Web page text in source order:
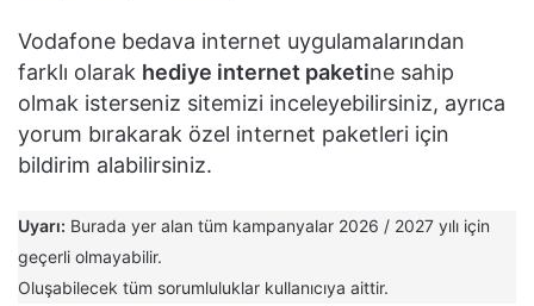
Vodafone bedava internet uygulamalarından
farklı olarak hediye internet paketine sahip
olmak isterseniz sitemizi inceleyebilirsiniz, ayrıca
yorum bırakarak özel internet paketleri için
bildirim alabilirsiniz.
Uyarı: Burada yer alan tüm kampanyalar 2026 / 2027 yılı için
geçerli olmayabilir.
Oluşabilecek tüm sorumluluklar kullanıcıya aittir.